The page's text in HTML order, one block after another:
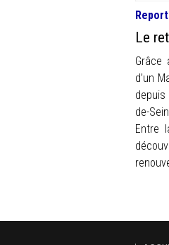
Le
Grâce
d’un
de-
Entre